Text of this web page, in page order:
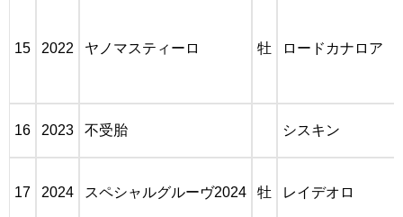
15 2022 ヤノマスティーロ 牡 ロードカナロア
16 2023 不受胎 シスキン
17 2024 スペシャルグルーヴ2024 牡 レイデオロ